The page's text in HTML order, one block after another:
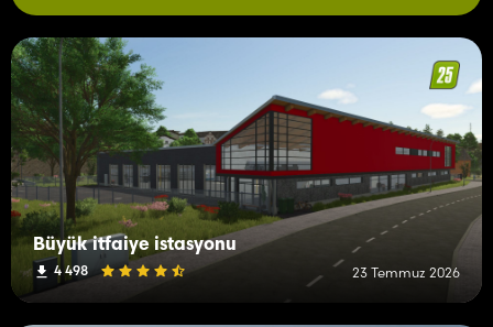
Büyük itfaiye istasyonu
4 498 23 Temmuz 2026